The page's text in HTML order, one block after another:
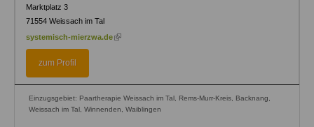
Marktplatz 3
71554 Weissach im Tal
systemisch-mierzwa.de (link
zum Profil
Einzugsgebiet: Paartherapie Weissach im Tal, Rems-Murr-Kreis, Backnang,
Weissach im Tal, Winnenden, Waiblingen